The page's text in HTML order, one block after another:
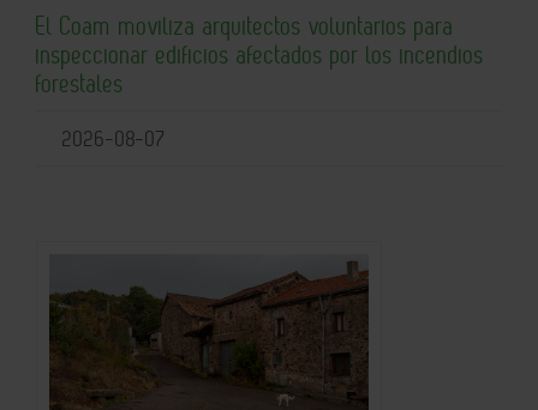
El Coam moviliza arquitectos voluntarios para
inspeccionar edificios afectados por los incendios
forestales
2026-08-07